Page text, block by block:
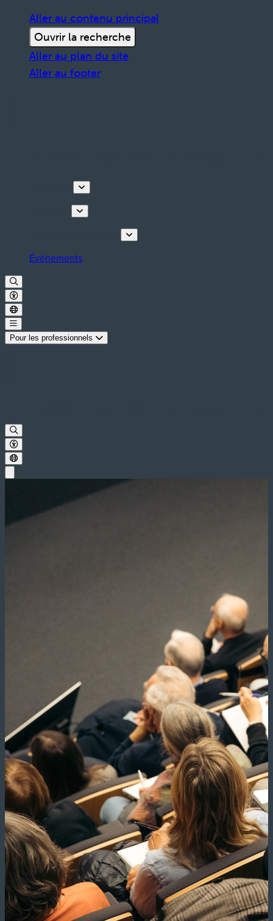
Aller au contenu principal
Ouvrir la recherche
Aller au plan du site
Aller au footer
Événements
Pour les professionnels